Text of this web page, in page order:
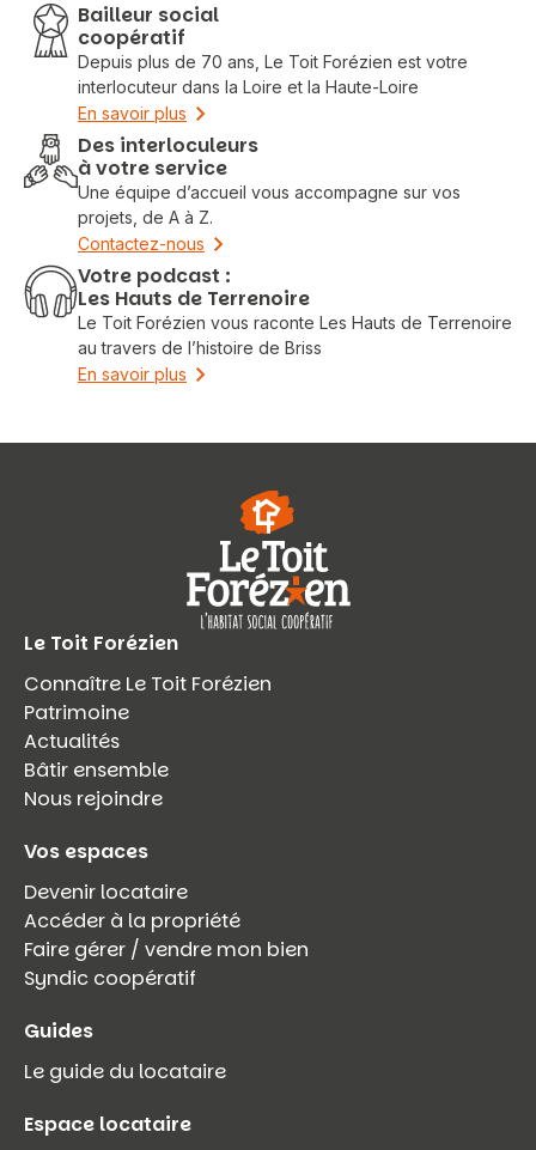
Bailleur social
coopératif
Depuis plus de 70 ans, Le Toit Forézien est votre
interlocuteur dans la Loire et la Haute-Loire
En savoir plus
Des interloculeurs
à votre service
Une équipe d’accueil vous accompagne sur vos
projets, de A à Z.
Contactez-nous
Votre podcast :
Les Hauts de Terrenoire
Le Toit Forézien vous raconte Les Hauts de Terrenoire
au travers de l’histoire de Briss
En savoir plus
Le Toit Forézien
Connaître Le Toit Forézien
Patrimoine
Actualités
Bâtir ensemble
Nous rejoindre
Vos espaces
Devenir locataire
Accéder à la propriété
Faire gérer / vendre mon bien
Syndic coopératif
Guides
Le guide du locataire
Espace locataire